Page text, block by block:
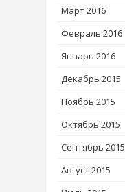
Март 2016
Февраль 2016
Январь 2016
Декабрь 2015
Ноябрь 2015
Октябрь 2015
Сентябрь 2015
Август 2015